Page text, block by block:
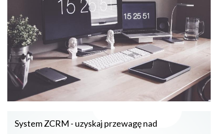
System ZCRM - uzyskaj przewagę nad